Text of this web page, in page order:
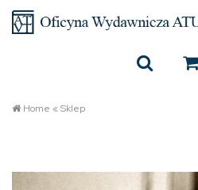
Home «Sklep